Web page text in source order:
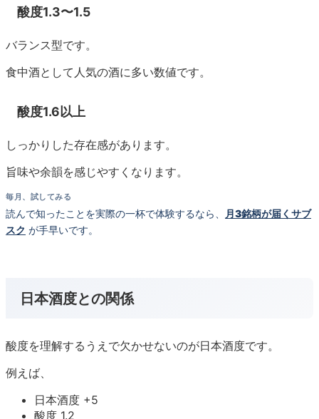
酸度1.3〜1.5
バランス型です。
食中酒として人気の酒に多い数値です。
酸度1.6以上
しっかりした存在感があります。
旨味や余韻を感じやすくなります。
毎月、試してみる
読んで知ったことを実際の一杯で体験するなら、
月3銘柄が届くサブ
スク が手早いです。
日本酒度との関係
酸度を理解するうえで欠かせないのが日本酒度です。
例えば、
日本酒度 +5
酸度 1.2